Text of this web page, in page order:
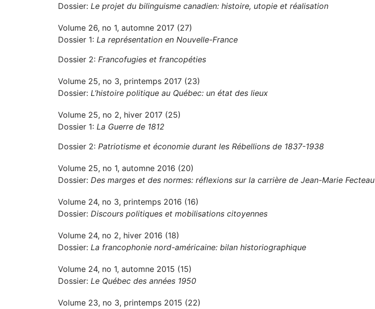
Dossier: Le projet du bilinguisme canadien: histoire, utopie et réalisation
Volume 26, no 1, automne 2017 (27)
Dossier 1: La représentation en Nouvelle-France
Dossier 2: Francofugies et francopéties
Volume 25, no 3, printemps 2017 (23)
Dossier: L’histoire politique au Québec: un état des lieux
Volume 25, no 2, hiver 2017 (25)
Dossier 1: La Guerre de 1812
Dossier 2: Patriotisme et économie durant les Rébellions de 1837-1938
Volume 25, no 1, automne 2016 (20)
Dossier: Des marges et des normes: réflexions sur la carrière de Jean-Marie Fecteau
Volume 24, no 3, printemps 2016 (16)
Dossier: Discours politiques et mobilisations citoyennes
Volume 24, no 2, hiver 2016 (18)
Dossier: La francophonie nord-américaine: bilan historiographique
Volume 24, no 1, automne 2015 (15)
Dossier: Le Québec des années 1950
Volume 23, no 3, printemps 2015 (22)